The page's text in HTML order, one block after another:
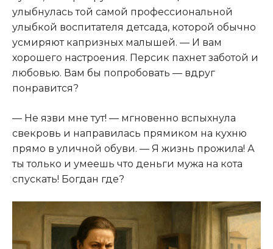
улыбнулась той самой профессиональной
улыбкой воспитателя детсада, которой обычно
усмиряют капризных малышей. — И вам
хорошего настроения. Персик пахнет заботой и
любовью. Вам бы попробовать — вдруг
понравится?
— Не язви мне тут! — мгновенно вспыхнула
свекровь и направилась прямиком на кухню
прямо в уличной обуви. — Я жизнь прожила! А
ты только и умеешь что деньги мужа на кота
спускать! Богдан где?